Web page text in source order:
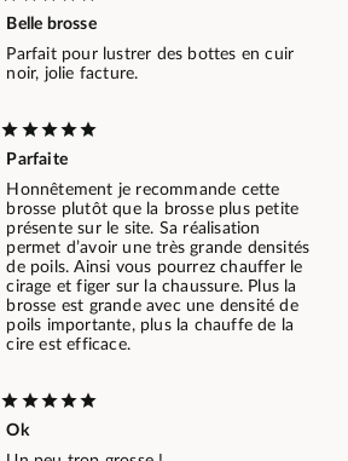
Belle brosse
Parfait pour lustrer des bottes en cuir
noir, jolie facture.
Parfaite
Honnêtement je recommande cette
brosse plutôt que la brosse plus petite
présente sur le site. Sa réalisation
permet d’avoir une très grande densités
de poils. Ainsi vous pourrez chauffer le
cirage et figer sur la chaussure. Plus la
brosse est grande avec une densité de
poils importante, plus la chauffe de la
cire est efficace.
Ok